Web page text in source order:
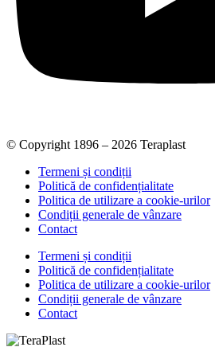
© Copyright 1896 – 2026 Teraplast
Termeni și condiții
Politică de confidențialitate
Politica de utilizare a cookie-urilor
Condiții generale de vânzare
Contact
Termeni și condiții
Politică de confidențialitate
Politica de utilizare a cookie-urilor
Condiții generale de vânzare
Contact